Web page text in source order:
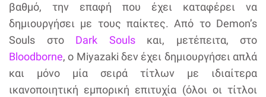
βαθμό, την επαφή που έχει καταφέρει να
δημιουργήσει με τους παίκτες. Από το Demon’s
Souls στο Dark Soulsκαι, μετέπειτα, στο
Bloodborne, ο Miyazaki δεν έχει δημιουργήσει απλά
και μόνο μία σειρά τίτλων με ιδιαίτερα
ικανοποιητική εμπορική επιτυχία (όλοι οι τίτλοι